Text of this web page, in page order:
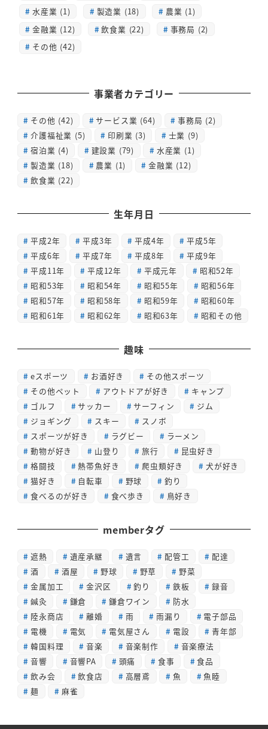
水産業 (1)
製造業 (18)
農業 (1)
金融業 (12)
飲食業 (22)
事務局 (2)
その他 (42)
事業者カテゴリー
その他 (42) サービス業 (64) 事務局 (2)
介護福祉業 (5) 印刷業 (3) 士業 (9)
宿泊業 (4) 建設業 (79) 水産業 (1)
製造業 (18) 農業 (1) 金融業 (12)
飲食業 (22)
生年月日
平成2年 平成3年 平成4年
平成5年
平成6年
平成7年 平成8年
平成9年
平成11年
平成12年 平成元年
昭和52年
昭和53年
昭和54年 昭和55年
昭和56年
昭和57年
昭和58年 昭和59年
昭和60年
昭和61年
昭和62年 昭和63年 昭和その他
趣味
eスポーツ お酒好き
その他スポーツ
その他ペット
アウトドアが好き
キャンプ
ゴルフ
サッカー サーフィン
ジム
ジョギング
スキー
スノボ
スポーツが好き
ラグビー
ラーメン
動物が好き
山登り 旅行
昆虫好き
格闘技
熱帯魚好き 爬虫類好き
犬が好き
猫好き
自転車 野球
釣り
食べるのが好き
食べ歩き 鳥好き
memberタグ
遮熱 遺産承継 遺言 配管工
配達
酒
酒屋 野球 野草
野菜
金属加工
金沢区 釣り 鉄板
録音
鍼灸
鎌倉 鎌倉ワイン
防水
陸永商店
離婚 雨 雨漏り
電子部品
電機
電気 電気屋さん 電設
青年部
韓国料理
音楽 音楽制作
音楽療法
音響
音響PA 頭痛 食事
食品
飲み会
飲食店 高層鳶 魚
魚睦
麺
麻雀